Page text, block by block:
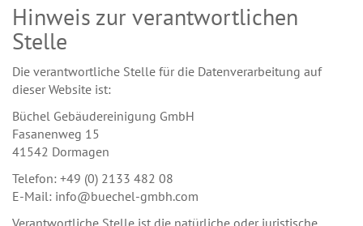
Hinweis zur verantwortlichen
Stelle
Die verantwortliche Stelle für die Datenverarbeitung auf
dieser Website ist:
Büchel Gebäudereinigung GmbH
Fasanenweg 15
41542 Dormagen
Telefon: +49 (0) 2133 482 08
E-Mail: info@buechel-gmbh.com
Verantwortliche Stelle ist die natürliche oder juristische